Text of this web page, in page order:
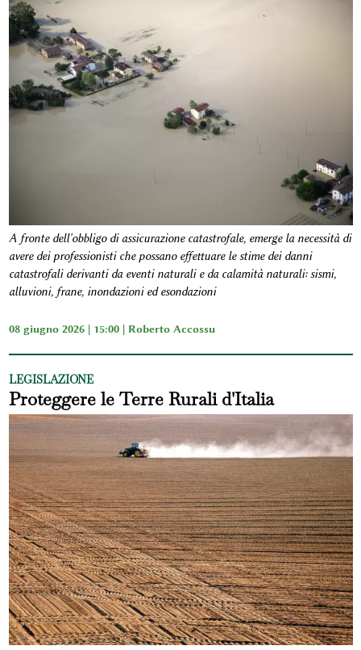
A fronte dell'obbligo di assicurazione catastrofale, emerge la necessità di
avere dei professionisti che possano effettuare le stime dei danni
catastrofali derivanti da eventi naturali e da calamità naturali: sismi,
alluvioni, frane, inondazioni ed esondazioni
08 giugno 2026 | 15:00 | Roberto Accossu
LEGISLAZIONE
Proteggere le Terre Rurali d'Italia